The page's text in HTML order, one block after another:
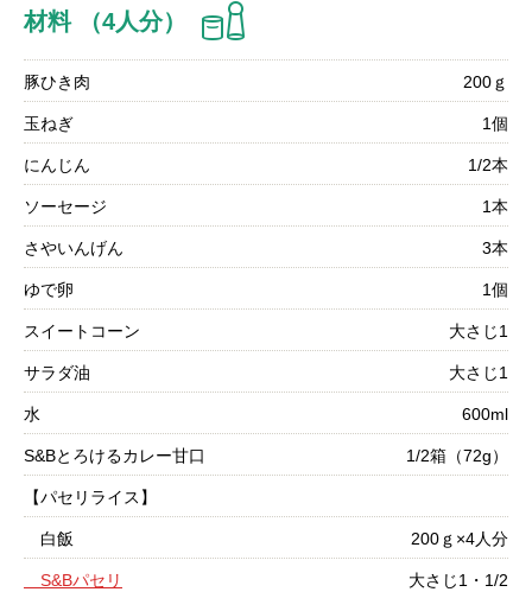
材料 （4人分）
豚ひき肉 200ｇ
玉ねぎ 1個
にんじん 1/2本
ソーセージ 1本
さやいんげん 3本
ゆで卵 1個
スイートコーン 大さじ1
サラダ油 大さじ1
水 600ml
S&Bとろけるカレー甘口 1/2箱（72g）
【パセリライス】
白飯 200ｇ×4人分
S&Bパセリ 大さじ1・1/2